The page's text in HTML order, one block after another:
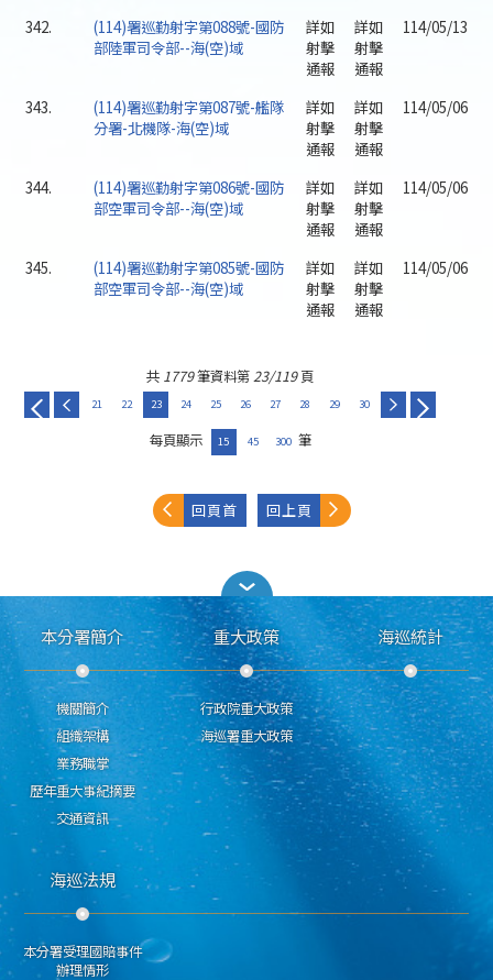
342.
(114)署巡勤射字第088號-國防
部陸軍司令部--海(空)域
詳如
射擊
通報
詳如
射擊
通報
114/05/13
343.
(114)署巡勤射字第087號-艦隊
分署-北機隊-海(空)域
詳如
射擊
通報
詳如
射擊
通報
114/05/06
344.
(114)署巡勤射字第086號-國防
部空軍司令部--海(空)域
詳如
射擊
通報
詳如
射擊
通報
114/05/06
345.
(114)署巡勤射字第085號-國防
部空軍司令部--海(空)域
詳如
射擊
通報
詳如
射擊
通報
114/05/06
共 1779筆資料第23/119頁
21 22 23 24 25 26 27 28 29 30
每頁顯示 15 45 300 筆
回頁首 回上頁
本分署簡介
機關簡介
組織架構
業務職掌
歷年重大事紀摘要
交通資訊
重大政策
行政院重大政策
海巡署重大政策
海巡統計
海巡法規
本分署受理國賠事件
辦理情形